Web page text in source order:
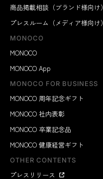
商品掲載相談（ブランド様向け）
プレスルーム（メディア様向け）
MONOCO
MONOCO
MONOCO App
MONOCO FOR BUSINESS
MONOCO 周年記念ギフト
MONOCO 社内表彰
MONOCO 卒業記念品
MONOCO 健康経営ギフト
OTHER CONTENTS
プレスリリース